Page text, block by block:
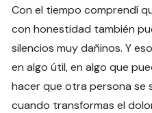
Con el tiempo comprendí
con honestidad también
silencios muy dañinos. Y
en algo útil, en algo que
hacer que otra persona se
cuando transformas el